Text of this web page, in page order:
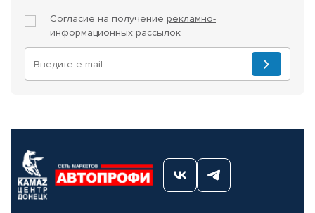
Согласие на получение рекламно-
информационных рассылок